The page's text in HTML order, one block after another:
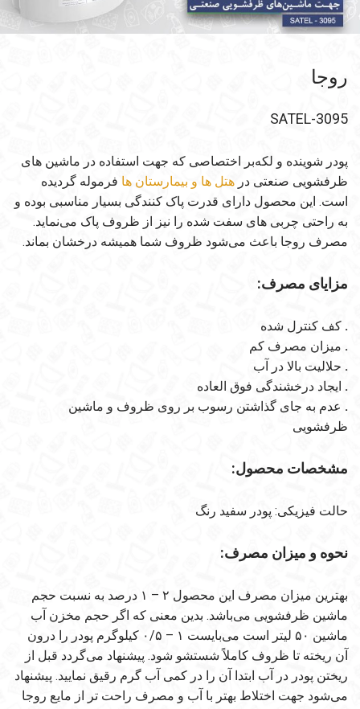
روجا
SATEL-3095
پودر شوینده و لکه‌بر اختصاصی که جهت استفاده در ماشین های
ظرفشویی صنعتی درهتل ها و بیمارستان ها فرموله گردیده
است. این محصول دارای قدرت پاک کنندگی بسیار مناسبی بوده و
به راحتی چربی های سفت شده را نیز از ظروف پاک می‌نماید.
مصرف روجا باعث می‌شود ظروف شما همیشه درخشان بماند.
مزایای مصرف:
کف کنترل شده
میزان مصرف کم
حلالیت بالا در آب
ایجاد درخشندگی فوق العاده
عدم به جای گذاشتن رسوب بر روی ظروف و ماشین
ظرفشویی
مشخصات محصول:
حالت فیزیکی: پودر سفید رنگ
نحوه و میزان مصرف:
بهترین میزان مصرف این محصول ۲ – ۱ درصد به نسبت حجم
ماشین ظرفشویی می‌باشد. بدین معنی که اگر حجم مخزن آب
ماشین ۵۰ لیتر است می‌بایست ۱ – ۰/۵ کیلوگرم پودر را درون
آن ریخته تا ظروف کاملاً شستشو شود. پیشنهاد می‌گردد قبل از
ریختن پودر در آب ابتدا آن را در کمی آب گرم رقیق نمایید. پیشنهاد
می‌شود جهت اختلاط بهتر با آب و مصرف راحت تر از مایع روجا